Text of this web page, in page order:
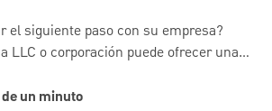
el siguiente paso con su empresa?
LLC o corporación puede ofrecer una…
un minuto